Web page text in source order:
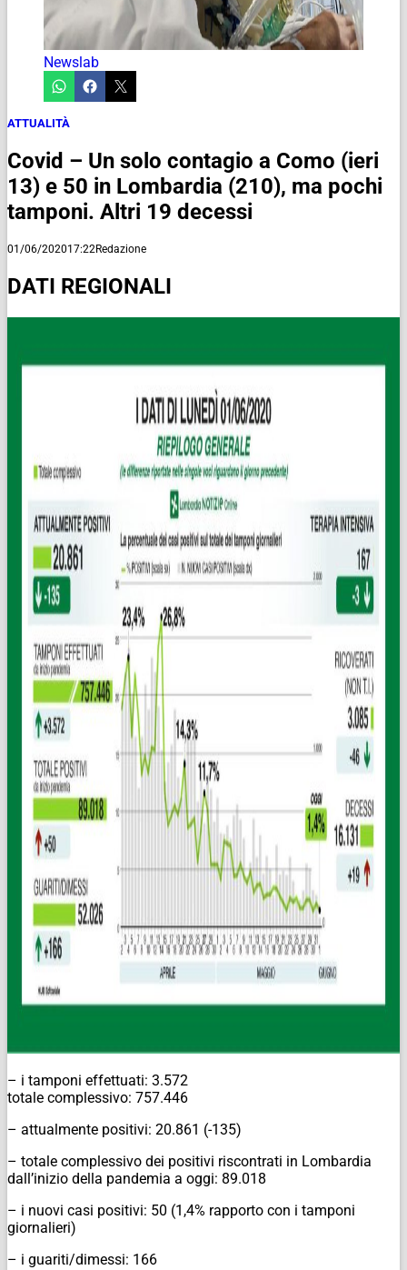
Newslab
ATTUALITÀ
Covid – Un solo contagio a Como (ieri
13) e 50 in Lombardia (210), ma pochi
tamponi. Altri 19 decessi
01/06/202017:22Redazione
DATI REGIONALI
– i tamponi effettuati: 3.572
totale complessivo: 757.446
– attualmente positivi: 20.861 (-135)
– totale complessivo dei positivi riscontrati in Lombardia
dall’inizio della pandemia a oggi: 89.018
– i nuovi casi positivi: 50 (1,4% rapporto con i tamponi
giornalieri)
– i guariti/dimessi: 166